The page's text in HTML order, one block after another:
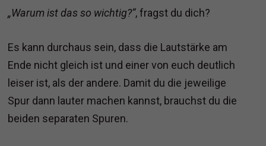
„Warum ist das so wichtig?“, fragst du dich?
Es kann durchaus sein, dass die Lautstärke am
Ende nicht gleich ist und einer von euch deutlich
leiser ist, als der andere. Damit du die jeweilige
Spur dann lauter machen kannst, brauchst du die
beiden separaten Spuren.